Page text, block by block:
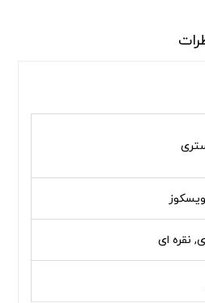
نقره ای